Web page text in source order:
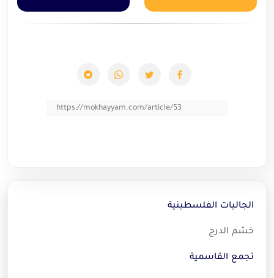
الجاليات الفلسطينية
خشم الدرج
تجمع القاسمية
https://mokhayyam.com/article/53